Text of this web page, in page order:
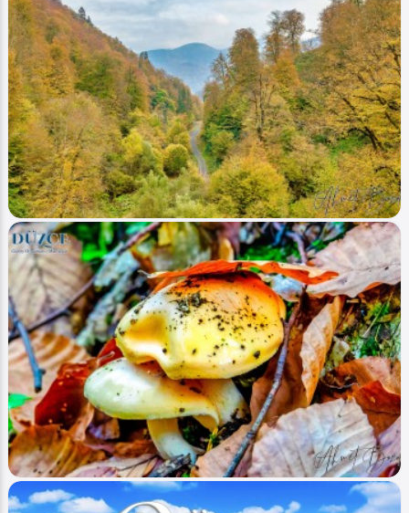
Image Yaylalar - Plateaus
Düzce (Sonbahar-Autumn) 2
Ahmet Bozdemir 0 3755 1
Image Yaylalar - Plateaus
Düzce (Sonbahar-Autumn) 1
Ahmet Bozdemir 0 3445 1